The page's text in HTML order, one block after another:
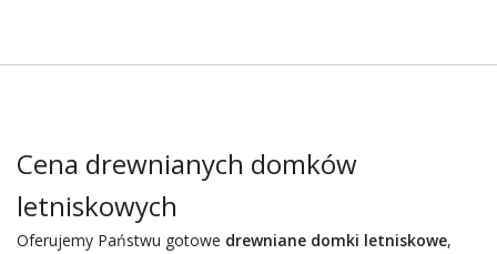
Cena drewnianych domków
letniskowych
Oferujemy Państwu gotowe drewniane domki letniskowe,